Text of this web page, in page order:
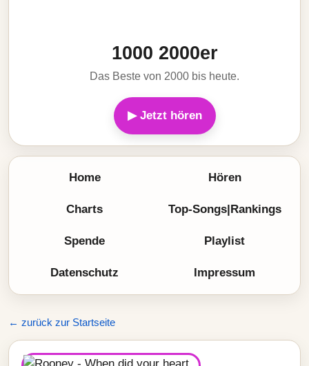
1000 2000er
Das Beste von 2000 bis heute.
▶ Jetzt hören
Home Hören
Charts Top-Songs|Rankings
Spende Playlist
Datenschutz Impressum
← zurück zur Startseite